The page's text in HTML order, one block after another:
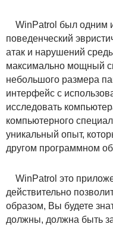
WinPatrol был одним
поведенческий
атак и нарушений
максимально мощный
небольшого размера
интерфейс с
исследовать
компьютерного
уникальный опыт,
другом программном
WinPatrol это
действительно
образом, Вы будете
должны, должна быть